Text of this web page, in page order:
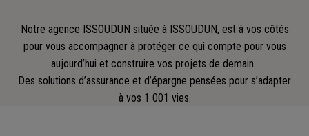
Notre agence ISSOUDUN située à ISSOUDUN, est à vos côtés
pour vous accompagner à protéger ce qui compte pour vous
aujourd’hui et construire vos projets de demain.
Des solutions d’assurance et d’épargne pensées pour s’adapter
à vos 1 001 vies.